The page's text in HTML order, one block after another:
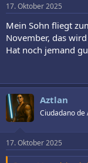
17. Oktober 2025
Mein Sohn fliegt
November, das
Hat noch jemand
Aztlan
Ciudadano de
17. Oktober 2025